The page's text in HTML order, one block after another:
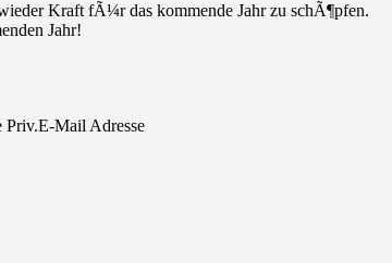
Kraft fÃ¼r das kommende Jahr zu schÃ¶pfen.
Jahr!
Priv.E-Mail Adresse